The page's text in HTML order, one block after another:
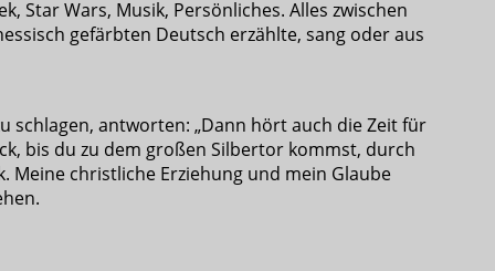
Star Wars, Musik, Persönliches. Alles zwischen
gefärbten Deutsch erzählte, sang oder aus
schlagen, antworten: „Dann hört auch die Zeit für
bis du zu dem großen Silbertor kommst, durch
Meine christliche Erziehung und mein Glaube